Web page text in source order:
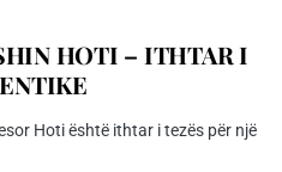
HOTI – ITHTAR I
Hoti është ithtar i tezës për një